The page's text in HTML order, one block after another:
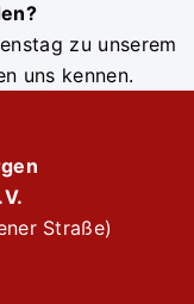
zu unserem
uns kennen.
Straße)